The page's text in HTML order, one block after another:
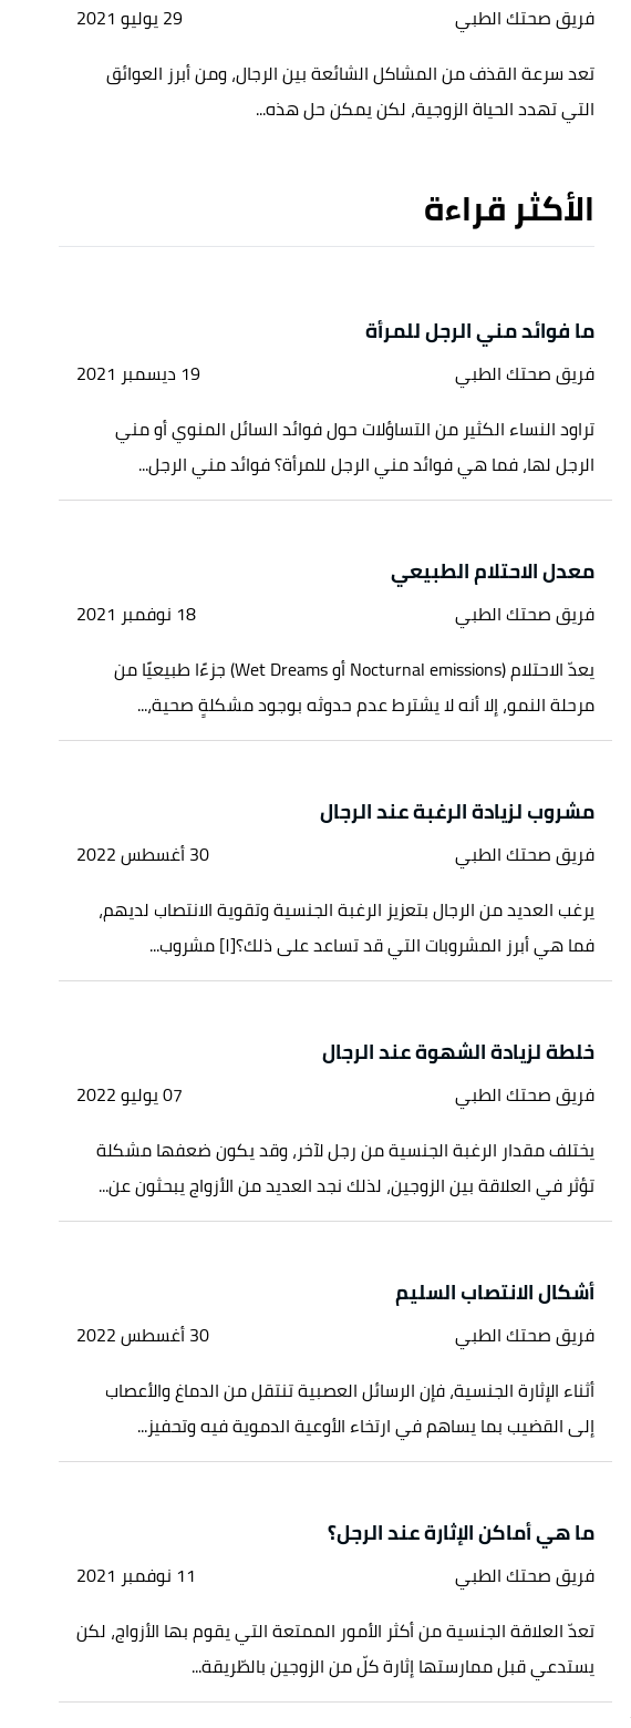
فريق صحتك الطبي
29 يوليو 2021
تعد سرعة القذف من المشاكل الشائعة بين الرجال، ومن أبرز العوائق
التي تهدد الحياة الزوجية، لكن يمكن حل هذه...
الأكثر قراءة
ما فوائد مني الرجل للمرأة
فريق صحتك الطبي
19 ديسمبر 2021
تراود النساء الكثير من التساؤلات حول فوائد السائل المنوي أو مني
الرجل لها، فما هي فوائد مني الرجل للمرأة؟ فوائد مني الرجل...
معدل الاحتلام الطبيعي
فريق صحتك الطبي
18 نوفمبر 2021
يعدّ الاحتلام (Nocturnal emissions أو Wet Dreams) جزءًا طبيعيًا من
مرحلة النمو، إلا أنه لا يشترط عدم حدوثه بوجود مشكلةٍ صحية،...
مشروب لزيادة الرغبة عند الرجال
فريق صحتك الطبي
30 أغسطس 2022
يرغب العديد من الرجال بتعزيز الرغبة الجنسية وتقوية الانتصاب لديهم،
فما هي أبرز المشروبات التي قد تساعد على ذلك؟[١] مشروب...
خلطة لزيادة الشهوة عند الرجال
فريق صحتك الطبي
07 يوليو 2022
يختلف مقدار الرغبة الجنسية من رجل لآخر، وقد يكون ضعفها مشكلة
تؤثر في العلاقة بين الزوجين، لذلك نجد العديد من الأزواج يبحثون عن...
أشكال الانتصاب السليم
فريق صحتك الطبي
30 أغسطس 2022
أثناء الإثارة الجنسية، فإن الرسائل العصبية تنتقل من الدماغ والأعصاب
إلى القضيب بما يساهم في ارتخاء الأوعية الدموية فيه وتحفيز...
ما هي أماكن الإثارة عند الرجل؟
فريق صحتك الطبي
11 نوفمبر 2021
تعدّ العلاقة الجنسية من أكثر الأمور الممتعة التي يقوم بها الأزواج، لكن
يستدعي قبل ممارستها إثارة كلّ من الزوجين بالطّريقة...